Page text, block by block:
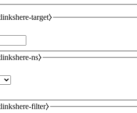
target⧽
ns⧽
filter⧽